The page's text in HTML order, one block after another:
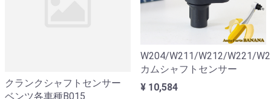
クランクシャフトセンサー
ベンツ各車種B015
W204/W211/W212/W221/
カムシャフトセンサー
¥ 10,584